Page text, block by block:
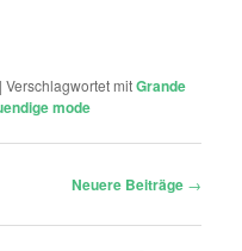
|Verschlagwortet mitGrande
mode
Neuere Beiträge →